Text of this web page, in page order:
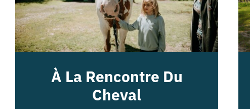
À La Rencontre Du
Cheval